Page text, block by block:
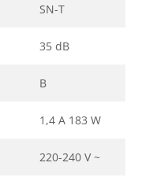
SN-T
35 dB
B
1,4 A 183 W
220-240 V ~